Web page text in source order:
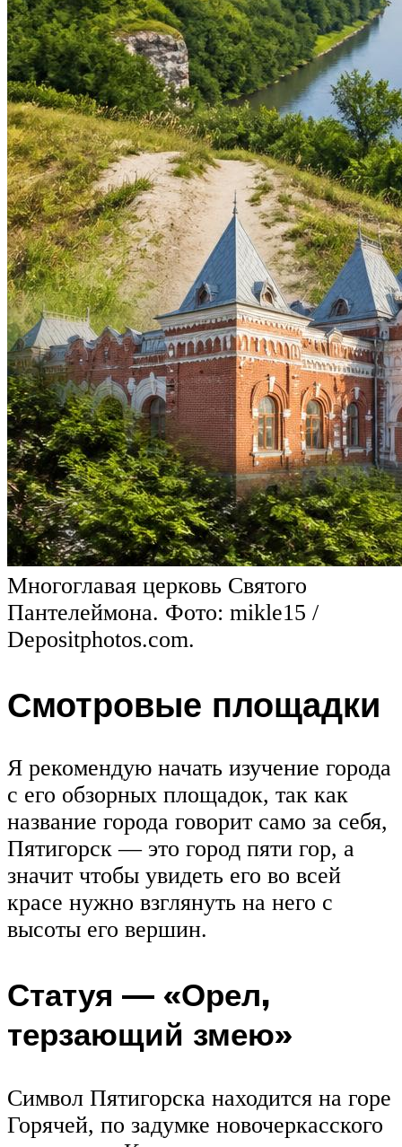
Многоглавая церковь Святого
Пантелеймона. Фото: mikle15 /
Depositphotos.com.
Смотровые площадки
Я рекомендую начать изучение города
с его обзорных площадок, так как
название города говорит само за себя,
Пятигорск — это город пяти гор, а
значит чтобы увидеть его во всей
красе нужно взглянуть на него с
высоты его вершин.
Статуя — «Орел,
терзающий змею»
Символ Пятигорска находится на горе
Горячей, по задумке новочеркасского